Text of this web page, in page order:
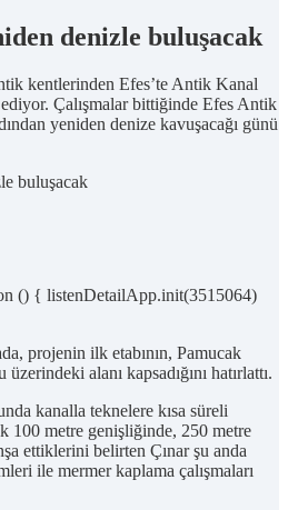
denizle buluşacak
kentlerinden Efes’te Antik Kanal
Çalışmalar bittiğinde Efes Antik
yeniden denize kavuşacağı günü
buluşacak
() { listenDetailApp.init(3515064)
projenin ilk etabının, Pamucak
alanı kapsadığını hatırlattı.
kanalla teknelere kısa süreli
100 metre genişliğinde, 250 metre
ettiklerini belirten Çınar şu anda
ile mermer kaplama çalışmaları